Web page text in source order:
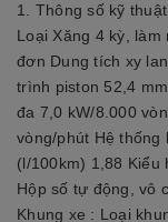
1. Thông số kỹ
Loại Xăng 4 kỳ,
đơn Dung tích xy
trình piston 52,4
đa 7,0 kW/8.000
vòng/phút Hệ
(l/100km) 1,88 Kiểu
Hộp số tự động, vô
Khung xe : Loại